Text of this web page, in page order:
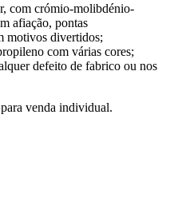
com crómio-molibdénio-
afiação, pontas
motivos divertidos;
com várias cores;
defeito de fabrico ou nos
venda individual.